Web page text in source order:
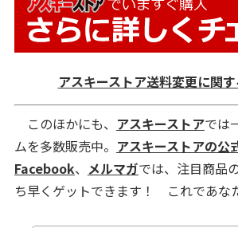
アスキーストア送料変更に関
このほかにも、 アスキーストアでは
ムを多数販売中。 アスキーストアの
Facebook、 メルマガでは、注目商品
ち早くゲットできます！ これであな